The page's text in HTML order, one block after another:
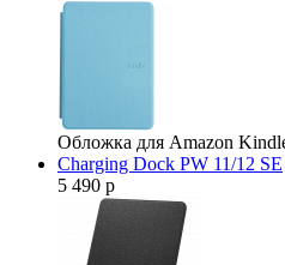
Обложка для Amazon
Charging Dock PW 11/12 SE
5 490 р